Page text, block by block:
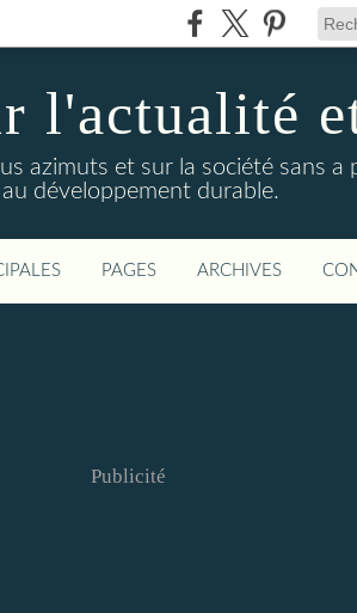
l'actualité
azimuts et sur la société sans
développement durable.
PAGES ARCHIVES
Publicité